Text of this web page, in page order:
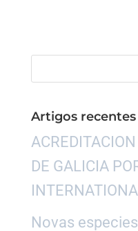
Artigos recentes
DE GALICIA
Novas